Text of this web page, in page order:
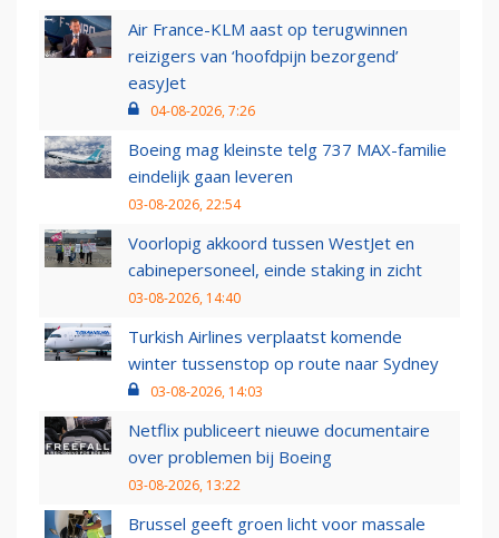
Air France-KLM aast op terugwinnen
reizigers van ‘hoofdpijn bezorgend’
easyJet
04-08-2026, 7:26
Boeing mag kleinste telg 737 MAX-familie
eindelijk gaan leveren
03-08-2026, 22:54
Voorlopig akkoord tussen WestJet en
cabinepersoneel, einde staking in zicht
03-08-2026, 14:40
Turkish Airlines verplaatst komende
winter tussenstop op route naar Sydney
03-08-2026, 14:03
Netflix publiceert nieuwe documentaire
over problemen bij Boeing
03-08-2026, 13:22
Brussel geeft groen licht voor massale